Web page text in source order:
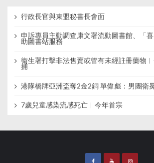
行政長官與東盟秘書長會面
申訴專員主動調查康文署流動圖書館、「
助圖書站服務
衞生署打擊非法售賣或管有未經註冊藥物
捕
港隊橋牌亞洲盃奪2金2銅 單偉彪：男團衛
7歲兒童感染流感死亡︱今年首宗